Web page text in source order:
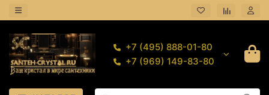
+7 (495) 888-01-80
+7 (969) 149-83-80